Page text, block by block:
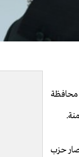
محافظة
حزب